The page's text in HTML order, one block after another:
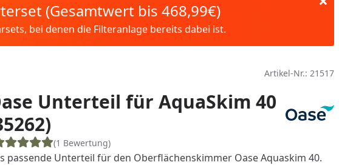
(Gesamtwert bis 468,99€)
bei denen die Filteranlage bereits dabei ist.
Artikel-Nr.: 21517
Unterteil für AquaSkim 40
(1 Bewertung)
passende Unterteil für den Oberflächenskimmer Oase Aquaskim 40.